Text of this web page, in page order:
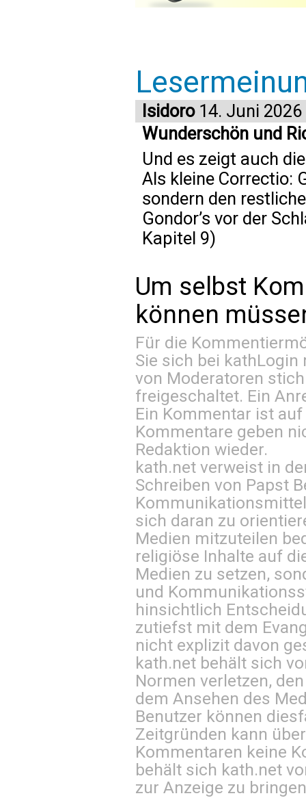
Isidoro14. Juni 2026
Wunderschön und
Und es zeigt auch
Als kleine Correctio:
sondern den
Gondor’s vor der
Kapitel 9)
Um selbst
können
Für die
Sie sich bei kathLogin
von Moderatoren
freigeschaltet. Ein
Ein Kommentar ist
Kommentare geben
Redaktion wieder.
kath.net verweist in
Schreiben von Papst
sich daran zu
Medien mitzuteilen
religiöse Inhalte auf
Medien zu setzen,
und
hinsichtlich
zutiefst mit dem
nicht explizit davon
kath.net behält sich
Normen verletzen,
dem Ansehen des
Benutzer können
Zeitgründen kann
Kommentaren keine
behält sich kath.net
zur Anzeige zu